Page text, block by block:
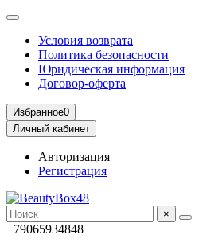
Условия возврата
Политика безопасности
Юридическая информация
Договор-оферта
Избранное0
Личный кабинет
Авторизация
Регистрация
×
+79065934848